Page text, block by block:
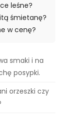
leśne?
śmietanę?
w cenę?
smaki i na
posypki.
orzeszki czy